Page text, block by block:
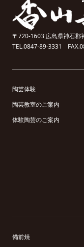
〒720-1603 広島県神石郡
TEL.0847-89-3331
陶芸体験
陶芸教室のご案内
体験陶芸のご案内
備前焼